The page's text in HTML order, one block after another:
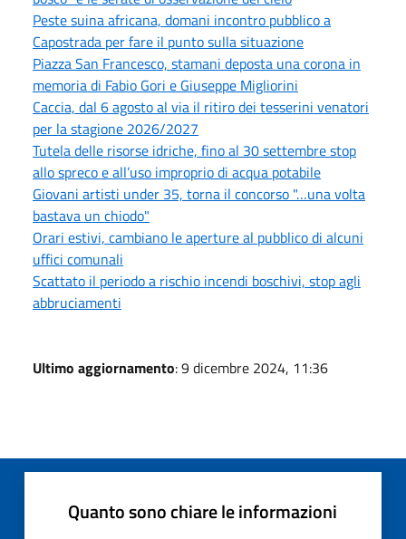
Peste suina africana, domani incontro pubblico a
Capostrada per fare il punto sulla situazione
Piazza San Francesco, stamani deposta una corona in
memoria di Fabio Gori e Giuseppe Migliorini
Caccia, dal 6 agosto al via il ritiro dei tesserini venatori
per la stagione 2026/2027
Tutela delle risorse idriche, fino al 30 settembre stop
allo spreco e all’uso improprio di acqua potabile
Giovani artisti under 35, torna il concorso "…una volta
bastava un chiodo"
Orari estivi, cambiano le aperture al pubblico di alcuni
uffici comunali
Scattato il periodo a rischio incendi boschivi, stop agli
abbruciamenti
Ultimo aggiornamento: 9 dicembre 2024, 11:36
Quanto sono chiare le informazioni